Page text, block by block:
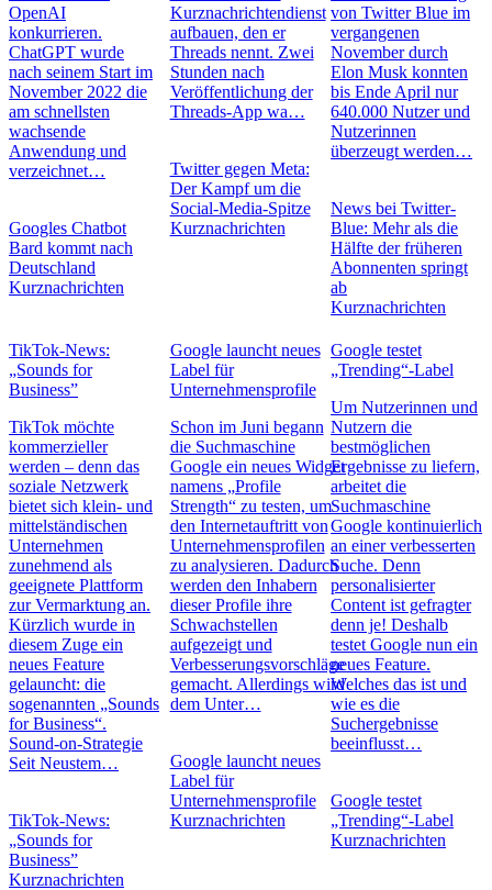
OpenAI
konkurrieren.
ChatGPT wurde
nach seinem Start im
November 2022 die
am schnellsten
wachsende
Anwendung und
verzeichnet…
Googles Chatbot
Bard kommt nach
Deutschland
Kurznachrichten
Kurznachrichtendienst
aufbauen, den er
Threads nennt. Zwei
Stunden nach
Veröffentlichung der
Threads-App wa…
Twitter gegen Meta:
Der Kampf um die
Social-Media-Spitze
Kurznachrichten
von Twitter Blue im
vergangenen
November durch
Elon Musk konnten
bis Ende April nur
640.000 Nutzer und
Nutzerinnen
überzeugt werden…
News bei Twitter-
Blue: Mehr als die
Hälfte der früheren
Abonnenten springt
ab
Kurznachrichten
TikTok-News:
„Sounds for
Business”
TikTok möchte
kommerzieller
werden – denn das
soziale Netzwerk
bietet sich klein- und
mittelständischen
Unternehmen
zunehmend als
geeignete Plattform
zur Vermarktung an.
Kürzlich wurde in
diesem Zuge ein
neues Feature
gelauncht: die
sogenannten „Sounds
for Business“.
Sound-on-Strategie
Seit Neustem…
TikTok-News:
„Sounds for
Business”
Kurznachrichten
Google launcht neues
Label für
Unternehmensprofile
Schon im Juni begann
die Suchmaschine
Google ein neues Widget
namens „Profile
Strength“ zu testen, um
den Internetauftritt von
Unternehmensprofilen
zu analysieren. Dadurch
werden den Inhabern
dieser Profile ihre
Schwachstellen
aufgezeigt und
Verbesserungsvorschläge
gemacht. Allerdings wird
dem Unter…
Google launcht neues
Label für
Unternehmensprofile
Kurznachrichten
Google testet
„Trending“-Label
Um Nutzerinnen und
Nutzern die
bestmöglichen
Ergebnisse zu liefern,
arbeitet die
Suchmaschine
Google kontinuierlich
an einer verbesserten
Suche. Denn
personalisierter
Content ist gefragter
denn je! Deshalb
testet Google nun ein
neues Feature.
Welches das ist und
wie es die
Suchergebnisse
beeinflusst…
Google testet
„Trending“-Label
Kurznachrichten